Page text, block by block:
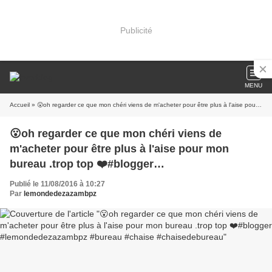
Publicité
MENU
Accueil » 😮oh regarder ce que mon chéri viens de m'acheter pour être plus à l'aise pour mon bureau .trop top ❤️#blogger #lemondedezazambpz #bureau #chaise #chaisedebureau
😮oh regarder ce que mon chéri viens de
m'acheter pour être plus à l'aise pour mon
bureau .trop top ❤️#blogger
#lemondedezazambpz #bureau #chaise
#chaisedebureau
Publié le 11/08/2016 à 10:27
Par lemondedezazambpz